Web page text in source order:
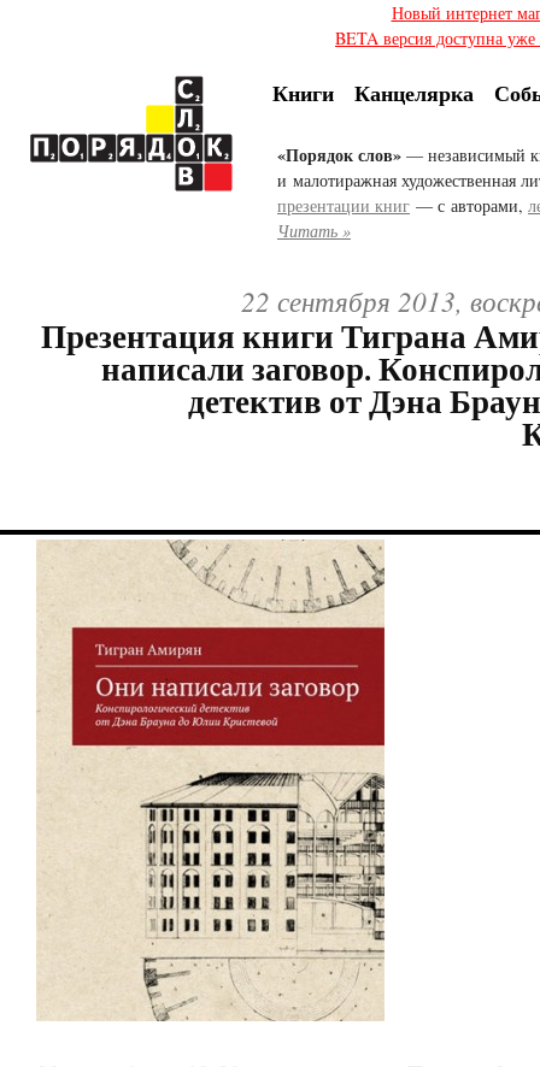
Новый интернет
BETA версия доступна
Книги Канцелярка
«Порядок слов» — независимый
и малотиражная художественная
презентации книг — с авторами,
Читать »
22 сентября 2013,
Презентация книги Тиграна
написали заговор.
детектив от Дэна